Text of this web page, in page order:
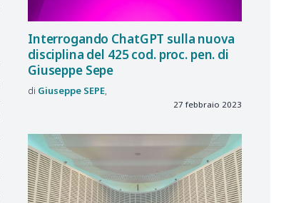
Interrogando ChatGPT sulla nuova
disciplina del 425 cod. proc. pen. di
Giuseppe Sepe
Giuseppe SEPE
27 febbraio 2023